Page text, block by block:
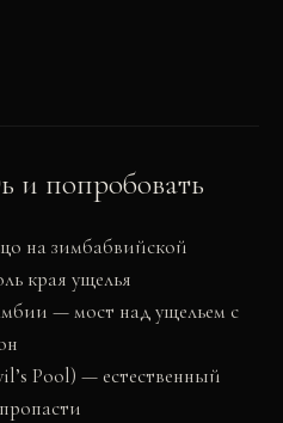
и попробовать
на зимбабвийской
края ущелья
— мост над ущельем с
Pool) — естественный